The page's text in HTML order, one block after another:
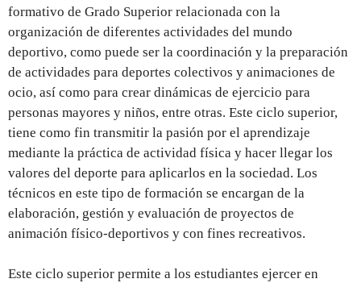
formativo de Grado Superior relacionada con la
organización de diferentes actividades del mundo
deportivo, como puede ser la coordinación y la preparación
de actividades para deportes colectivos y animaciones de
ocio, así como para crear dinámicas de ejercicio para
personas mayores y niños, entre otras. Este ciclo superior,
tiene como fin transmitir la pasión por el aprendizaje
mediante la práctica de actividad física y hacer llegar los
valores del deporte para aplicarlos en la sociedad. Los
técnicos en este tipo de formación se encargan de la
elaboración, gestión y evaluación de proyectos de
animación físico-deportivos y con fines recreativos.
Este ciclo superior permite a los estudiantes ejercer en